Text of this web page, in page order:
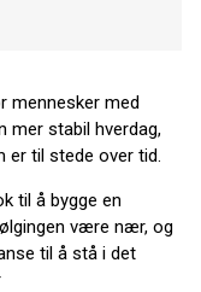
mennesker med
mer stabil hverdag,
til stede over tid.
til å bygge en
være nær, og
til å stå i det